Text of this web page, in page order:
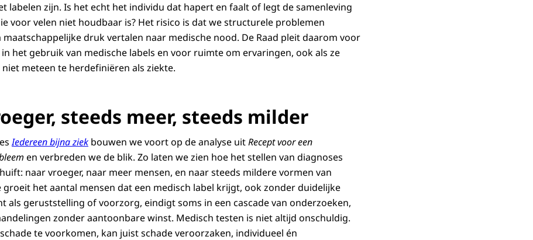
labelen zijn. Is het echt het individu dat hapert en faalt of legt de samenleving
voor velen niet houdbaar is? Het risico is dat we structurele problemen
druk vertalen naar medische nood. De Raad pleit daarom voor
het gebruik van medische labels en voor ruimte om ervaringen, ook als ze
meteen te herdefiniëren als ziekte.
steeds meer, steeds milder
Iedereen bijna ziek bouwen we voort op de analyse uitRecept voor een
en verbreden we de blik. Zo laten we zien hoe het stellen van diagnoses
naar vroeger, naar meer mensen, en naar steeds mildere vormen van
het aantal mensen dat een medisch label krijgt, ook zonder duidelijke
als geruststelling of voorzorg, eindigt soms in een cascade van onderzoeken,
zonder aantoonbare winst. Medisch testen is niet altijd onschuldig.
te voorkomen, kan juist schade veroorzaken, individueel én